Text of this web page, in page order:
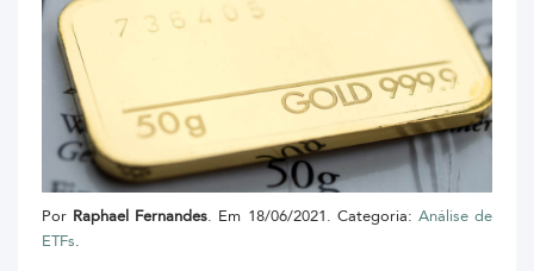
Por Raphael Fernandes. Em 18/06/2021. Categoria: Análise de
ETFs.